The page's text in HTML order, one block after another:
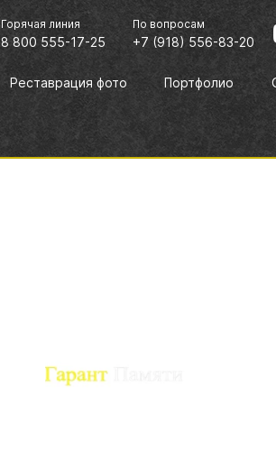
Горячая линия
8 800 555-17-25
По вопросам
+7 (918) 556-83-20
Реставрация фото Портфолио